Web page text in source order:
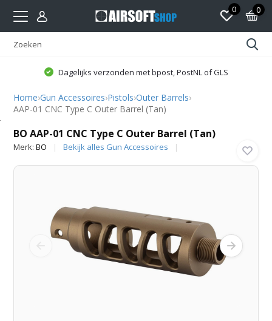
0 0
Dagelijks verzonden met bpost, PostNL of GLS
Home›Gun Accessoires›Pistols›Outer Barrels›
AAP-01 CNC Type C Outer Barrel (Tan)
BO AAP-01 CNC Type C Outer Barrel (Tan)
Merk:BO Bekijk alles Gun Accessoires